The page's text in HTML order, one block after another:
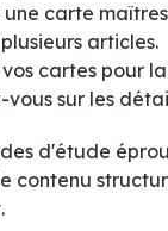
une carte
articles.
vos cartes pour
sur les
d'étude
contenu